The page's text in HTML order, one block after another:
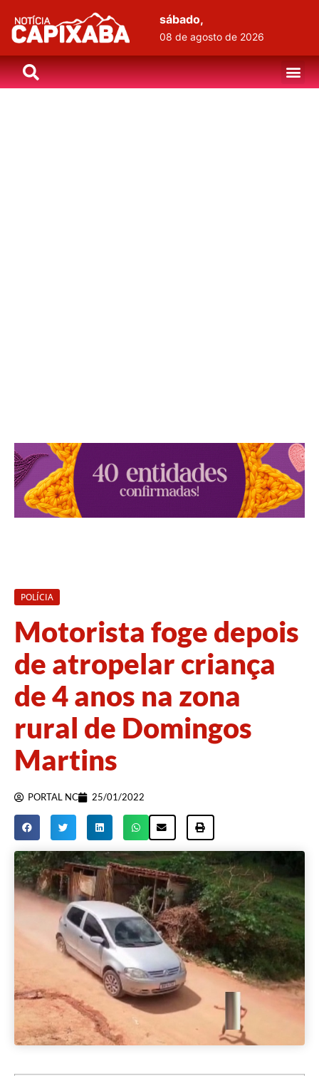
sábado,
08 de agosto de 2026
POLÍCIA
Motorista foge depois
de atropelar criança
de 4 anos na zona
rural de Domingos
Martins
PORTAL NC 25/01/2022